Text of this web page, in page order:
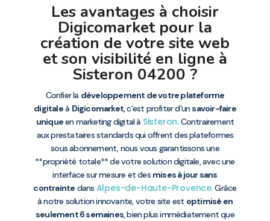
Les avantages à choisir
Digicomarket pour la
création de votre site web
et son visibilité en ligne à
Sisteron 04200 ?
Confier la développement de votre plateforme
digitaleà Digicomarket, c’est profiter d’unsavoir-faire
uniqueen marketing digital à Sisteron. Contrairement
aux prestataires standards qui offrent des plateformes
sous abonnement, nous vous garantissons une
**propriété totale** de votre solution digitale, avec une
interface sur mesure et des mises à jour sans
contrainte dans Alpes-de-Haute-Provence. Grâce
à notre solution innovante, votre site est optimisé en
seulement 6 semaines, bien plus immédiatement que